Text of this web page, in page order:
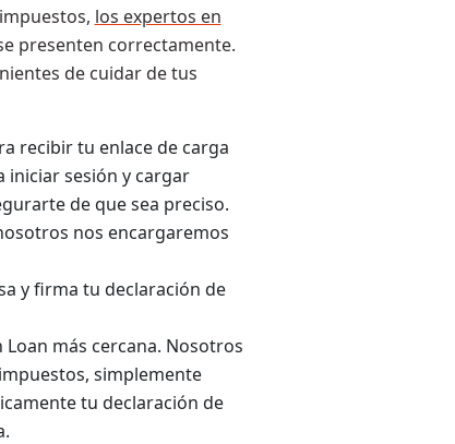
los expertos en
presenten correctamente.
de cuidar de tus
recibir tu enlace de carga
iniciar sesión y cargar
de que sea preciso.
nos encargaremos
y firma tu declaración de
más cercana. Nosotros
simplemente
tu declaración de